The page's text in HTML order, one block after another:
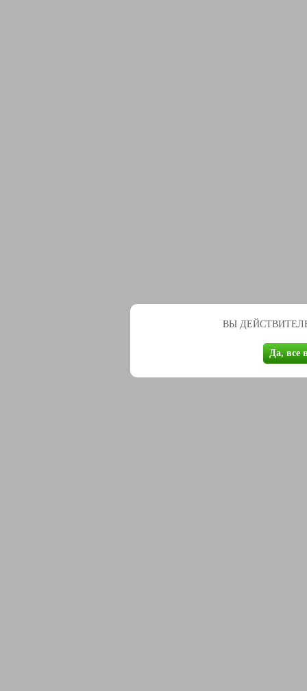
ВЫ
Да, все